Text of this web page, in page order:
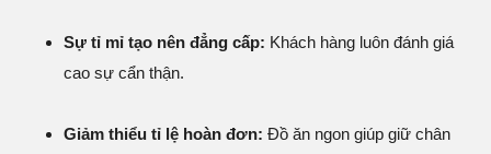
Sự tỉ mỉ tạo nên đẳng cấp: Khách hàng luôn đánh giá
cao sự cẩn thận.
Giảm thiểu tỉ lệ hoàn đơn: Đồ ăn ngon giúp giữ chân